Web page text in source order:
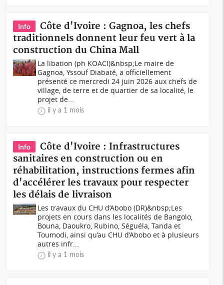
Info
Côte d'Ivoire : Gagnoa, les chefs
traditionnels donnent leur feu vert à la
construction du China Mall
La libation (ph KOACI)&nbsp;Le maire de
Gagnoa, Yssouf Diabaté, a officiellement
présenté ce mercredi 24 juin 2026 aux chefs de
village, de terre et de quartier de sa localité, le
projet de...
il y a 1 mois
Info
Côte d'Ivoire : Infrastructures
sanitaires en construction ou en
réhabilitation, instructions fermes afin
d'accélérer les travaux pour respecter
les délais de livraison
Les travaux du CHU d’Abobo (DR)&nbsp;Les
projets en cours dans les localités de Bangolo,
Bouna, Daoukro, Rubino, Séguéla, Tanda et
Toumodi, ainsi qu’au CHU d’Abobo et à plusieurs
autres infr...
il y a 1 mois